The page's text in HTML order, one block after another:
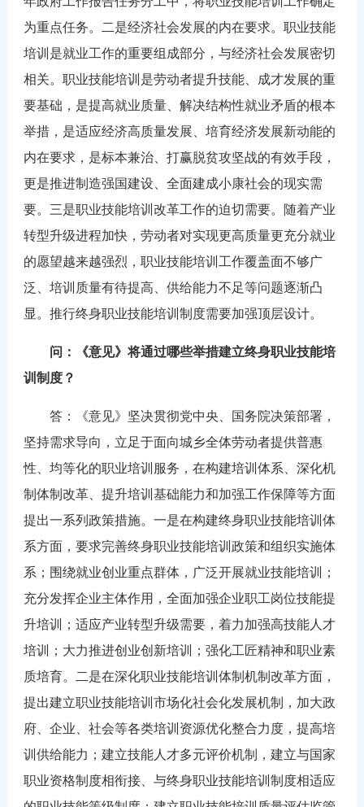
为重点任务。二是经济社会发展的内在要求。职业技能
培训是就业工作的重要组成部分，与经济社会发展密切
相关。职业技能培训是劳动者提升技能、成才发展的重
要基础，是提高就业质量、解决结构性就业矛盾的根本
举措，是适应经济高质量发展、培育经济发展新动能的
内在要求，是标本兼治、打赢脱贫攻坚战的有效手段，
更是推进制造强国建设、全面建成小康社会的现实需
要。三是职业技能培训改革工作的迫切需要。随着产业
转型升级进程加快，劳动者对实现更高质量更充分就业
的愿望越来越强烈，职业技能培训工作覆盖面不够广
泛、培训质量有待提高、供给能力不足等问题逐渐凸
显。推行终身职业技能培训制度需要加强顶层设计。
问：《意见》将通过哪些举措建立终身职业技能培
训制度？
答：《意见》坚决贯彻党中央、国务院决策部署，
坚持需求导向，立足于面向城乡全体劳动者提供普惠
性、均等化的职业培训服务，在构建培训体系、深化机
制体制改革、提升培训基础能力和加强工作保障等方面
提出一系列政策措施。一是在构建终身职业技能培训体
系方面，要求完善终身职业技能培训政策和组织实施体
系；围绕就业创业重点群体，广泛开展就业技能培训；
充分发挥企业主体作用，全面加强企业职工岗位技能提
升培训；适应产业转型升级需要，着力加强高技能人才
培训；大力推进创业创新培训；强化工匠精神和职业素
质培育。二是在深化职业技能培训体制机制改革方面，
提出建立职业技能培训市场化社会化发展机制，加大政
府、企业、社会等各类培训资源优化整合力度，提高培
训供给能力；建立技能人才多元评价机制，建立与国家
职业资格制度相衔接、与终身职业技能培训制度相适应